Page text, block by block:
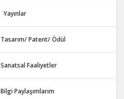
Yayınlar
Tasarım/ Patent/ Ödül
Sanatsal Faaliyetler
Bilgi Paylaşımlarım